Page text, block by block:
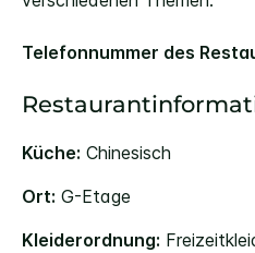
Telefonnummer des
Küche: Chinesisch
Ort: G-Etage
Kleiderordnung: